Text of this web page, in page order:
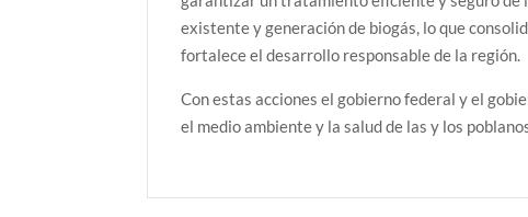
existente y generación de biogás, lo que
fortalece el desarrollo responsable de la región.
Con estas acciones el gobierno federal y el
el medio ambiente y la salud de las y los